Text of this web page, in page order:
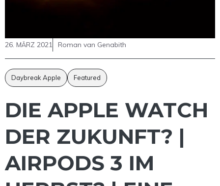
26. MÄRZ 2021 Roman van Genabith
Daybreak Apple Featured
DIE APPLE WATCH
DER ZUKUNFT? |
AIRPODS 3 IM